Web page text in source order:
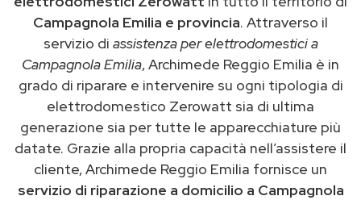
Campagnola Emilia e provincia. Attraverso il
servizio di assistenza per elettrodomestici a
Campagnola Emilia, Archimede Reggio Emilia è in
grado di riparare e intervenire su ogni tipologia di
elettrodomestico Zerowatt sia di ultima
generazione sia per tutte le apparecchiature più
datate. Grazie alla propria capacità nell’assistere il
cliente, Archimede Reggio Emilia fornisce un
servizio di riparazione a domicilio a Campagnola